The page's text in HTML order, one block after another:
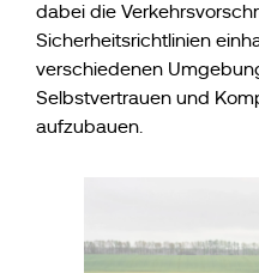
dabei die
Sicherheitsrichtlinien
verschiedenen
Selbstvertrauen und
aufzubauen.